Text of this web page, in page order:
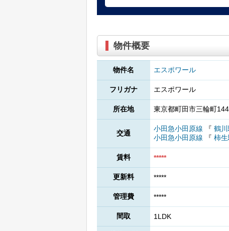
物件概要
物件名 エスポワール
フリガナ エスポワール
所在地 東京都町田市三輪町
交通
小田急小田原線 『 鶴川
小田急小田原線
『 柿生
賃料 *****
更新料 *****
管理費 *****
間取 1LDK